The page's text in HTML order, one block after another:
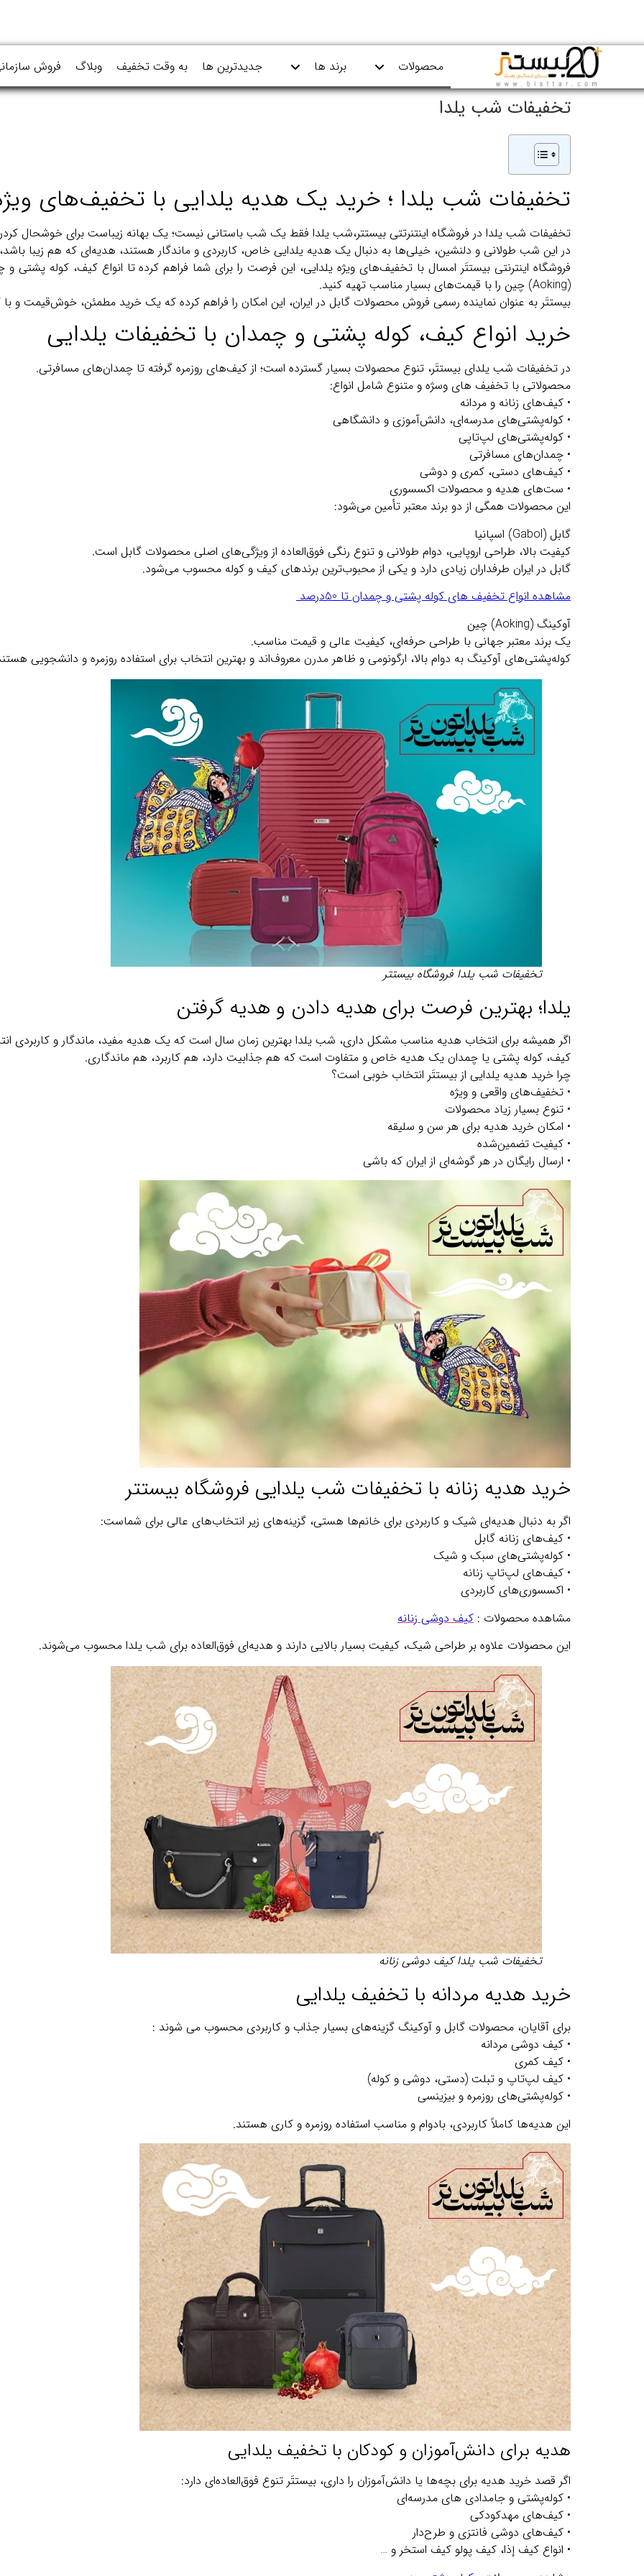
محصولات برند ها جدیدترین ها به وقت تخفیف وبلاگ فروش
تخفیفات شب یلدا
تخفیفات شب یلدا ؛ خرید یک هدیه یلدایی با تخفیف‌های ویژه
تخفیفات شب یلدا در فروشگاه اینتنرتتی بیستتر،شب یلدا فقط یک شب باستانی نیست؛ یک بهانه زیباست برای خوشحال
در این شب طولانی و دلنشین، خیلی‌ها به دنبال یک هدیه یلدایی خاص، کاربردی و ماندگار هستند، هدیه‌ای که هم زیبا
(Aoking) چین را با قیمت‌های بسیار مناسب تهیه کنید.
بیستتَر به عنوان نماینده رسمی فروش محصولات گابل در ایران، این امکان را فراهم کرده که یک خرید مطمئن، خوش‌قیمت و با
خرید انواع کیف، کوله پشتی و چمدان با تخفیفات یلدایی
در تخفیفات شب یلدای بیستتَر، تنوع محصولات بسیار گسترده است؛ از کیف‌های روزمره گرفته تا چمدان‌های مسافرتی.
محصولاتی با تخفیف های وسژه و متنوع شامل انواع:
• کیف‌های زنانه و مردانه
• کوله‌پشتی‌های مدرسه‌ای، دانش‌آموزی و دانشگاهی
• کوله‌پشتی‌های لپ‌تاپی
• چمدان‌های مسافرتی
• کیف‌های دستی، کمری و دوشی
• ست‌های هدیه و محصولات اکسسوری
این محصولات همگی از دو برند معتبر تأمین می‌شود:
گابل (Gabol) اسپانیا
کیفیت بالا، طراحی اروپایی، دوام طولانی و تنوع رنگی فوق‌العاده از ویژگی‌های اصلی محصولات گابل است.
گابل در ایران طرفداران زیادی دارد و یکی از محبوب‌ترین برندهای کیف و کوله محسوب می‌شود.
مشاهده انواع تخفیف های کوله پشتی و چمدان تا 50درصد
آوکینگ (Aoking) چین
یک برند معتبر جهانی با طراحی حرفه‌ای، کیفیت عالی و قیمت مناسب.
کوله‌پشتی‌های آوکینگ به دوام بالا، ارگونومی و ظاهر مدرن معروف‌اند و بهترین انتخاب برای استفاده روزمره و دانشجویی
تخفیفات شب یلدا فروشگاه بیستتر
یلدا؛ بهترین فرصت برای هدیه دادن و هدیه گرفتن
اگر همیشه برای انتخاب هدیه مناسب مشکل داری، شب یلدا بهترین زمان سال است که یک هدیه مفید، ماندگار و کاربردی
کیف، کوله پشتی یا چمدان یک هدیه خاص و متفاوت است که هم جذابیت دارد، هم کاربرد، هم ماندگاری.
چرا خرید هدیه یلدایی از بیستتَر انتخاب خوبی است؟
• تخفیف‌های واقعی و ویژه
• تنوع بسیار زیاد محصولات
• امکان خرید هدیه برای هر سن و سلیقه
• کیفیت تضمین‌شده
• ارسال رایگان در هر گوشه‌ای از ایران که باشی
خرید هدیه زنانه با تخفیفات شب یلدایی فروشگاه بیستتر
اگر به دنبال هدیه‌ای شیک و کاربردی برای خانم‌ها هستی، گزینه‌های زیر انتخاب‌های عالی برای شماست:
• کیف‌های زنانه گابل
• کوله‌پشتی‌های سبک و شیک
• کیف‌های لپ‌تاپ زنانه
• اکسسوری‌های کاربردی
مشاهده محصولات : کیف دوشی زنانه
این محصولات علاوه بر طراحی شیک، کیفیت بسیار بالایی دارند و هدیه‌ای فوق‌العاده برای شب یلدا محسوب می‌شوند.
تخفیفات شب یلدا کیف دوشی زنانه
خرید هدیه مردانه با تخفیف یلدایی
برای آقایان، محصولات گابل و آوکینگ گزینه‌های بسیار جذاب و کاربردی محسوب می شوند :
• کیف دوشی مردانه
• کیف کمری
• کیف لپ‌تاپ و تبلت (دستی، دوشی و کوله)
• کوله‌پشتی‌های روزمره و بیزینسی
این هدیه‌ها کاملاً کاربردی، بادوام و مناسب استفاده روزمره و کاری هستند.
هدیه برای دانش‌آموزان و کودکان با تخفیف یلدایی
اگر قصد خرید هدیه برای بچه‌ها یا دانش‌آموزان را داری، بیستتَر تنوع فوق‌العاده‌ای دارد:
• کوله‌پشتی‌ و جامدادی های مدرسه‌ای
• کیف‌های مهدکودکی
• کیف‌های دوشی فانتزی و طرح‌دار
• انواع کیف إذا، کیف پولو کیف استخر و …